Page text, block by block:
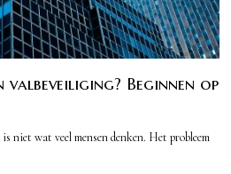
Beginnen op
niet wat veel mensen denken. Het probleem